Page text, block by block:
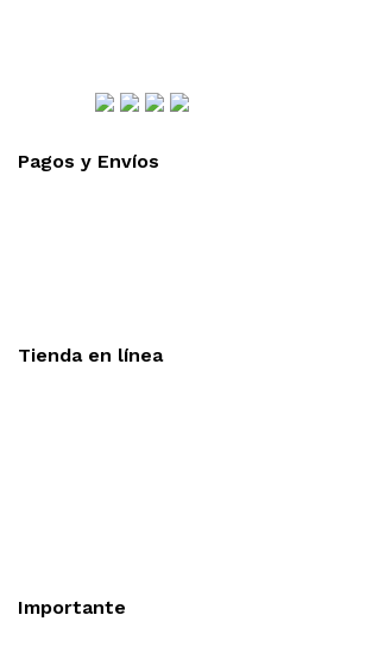
Pagos y Envíos
Tienda en línea
Importante